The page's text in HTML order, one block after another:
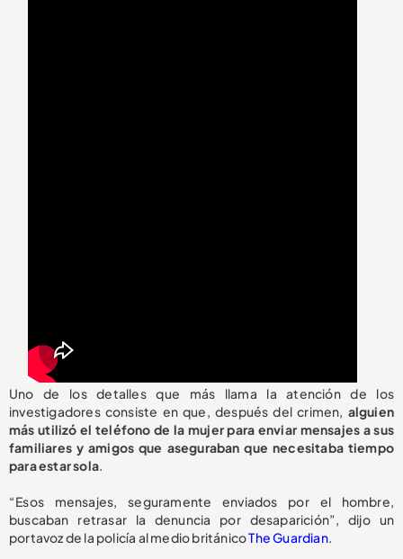
Uno de los detalles que más llama la atención de los
investigadores consiste en que, después del crimen, alguien
más utilizó el teléfono de la mujer para enviar mensajes a sus
familiares y amigos que aseguraban que necesitaba tiempo
para estar sola.
“Esos mensajes, seguramente enviados por el hombre,
buscaban retrasar la denuncia por desaparición”, dijo un
portavoz de la policía al medio británicoThe Guardian.